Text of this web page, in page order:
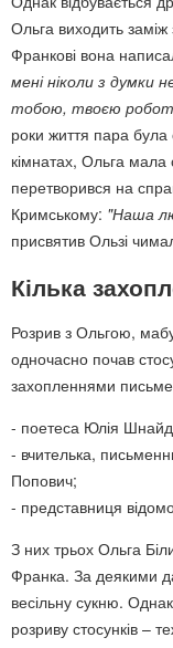
Ольга виходить
Франкові вона
мені ніколи з думки
тобою, твоєю
роки життя пара
кімнатах, Ольга
перетворився на
Кримському: "Наша
присвятив Ользі
Кілька
Розрив з Ольгою,
одночасно почав
захопленнями
- поетеса Юлія
- вчителька,
Попович;
- представниця
З них трьох Ольга
Франка. За деякими
весільну сукню.
розриву стосунків –